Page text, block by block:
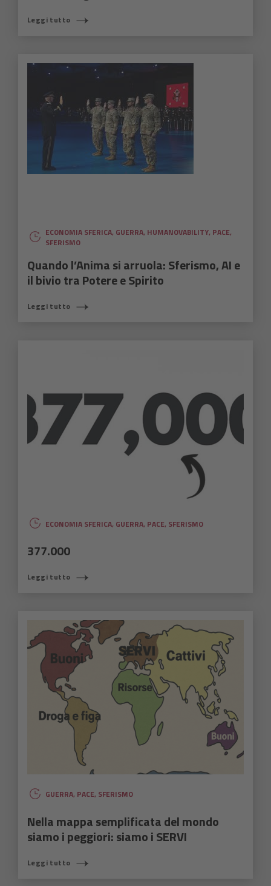
Leggi tutto
ECONOMIA SFERICA, GUERRA, HUMANOVABILITY, PACE,
SFERISMO
Quando l’Anima si arruola: Sferismo, AI e
il bivio tra Potere e Spirito
Leggi tutto
ECONOMIA SFERICA, GUERRA, PACE, SFERISMO
377.000
Leggi tutto
GUERRA, PACE, SFERISMO
Nella mappa semplificata del mondo
siamo i peggiori: siamo i SERVI
Leggi tutto